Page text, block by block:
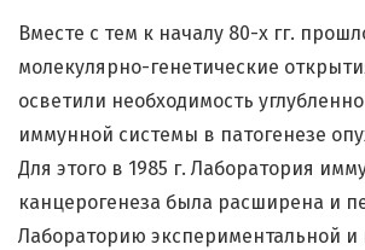
Вместе с тем к началу 80-х гг.
молекулярно-генетические
осветили необходимость
иммунной системы в патогенезе
Для этого в 1985 г. Лаборатория
канцерогенеза была расширена и
Лабораторию экспериментальной и